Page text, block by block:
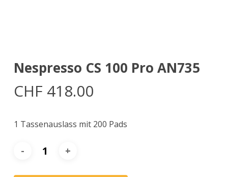
Nespresso CS 100 Pro AN735
CHF 418.00
1 Tassenauslass mit 200 Pads